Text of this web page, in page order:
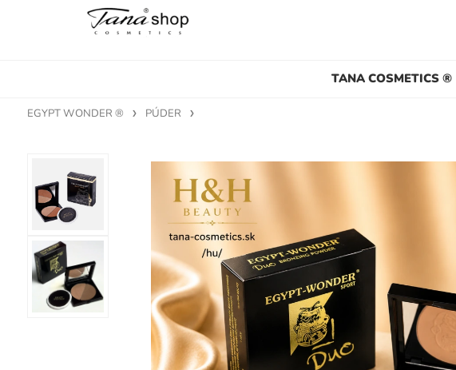
TANA COSMETICS ®
EGYPT WONDER ® PÚDER